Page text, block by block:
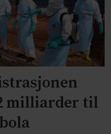
milliarder til